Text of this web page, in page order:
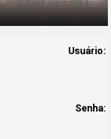
Usuário:
Senha: